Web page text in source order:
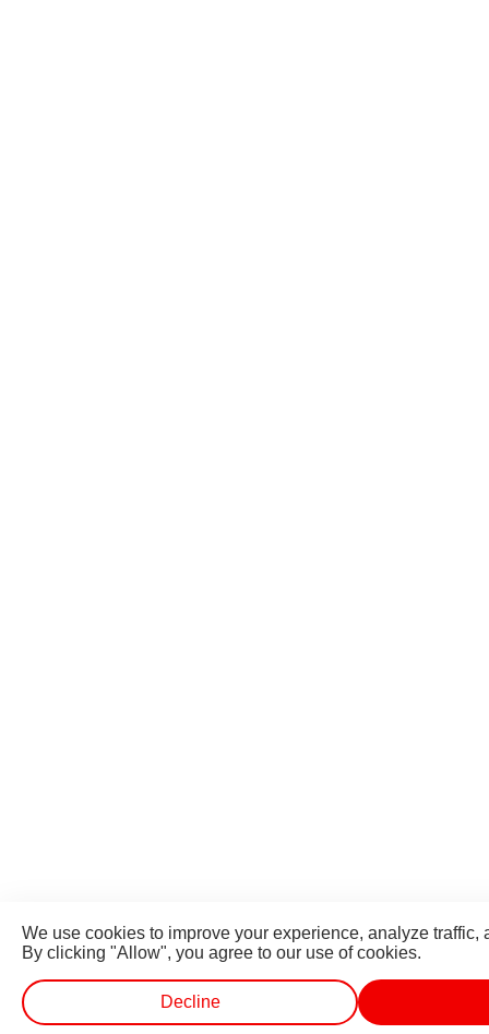
We use cookies to improve your experience, analyze traffic,
By clicking "Allow", you agree to our use of cookies.
Decline